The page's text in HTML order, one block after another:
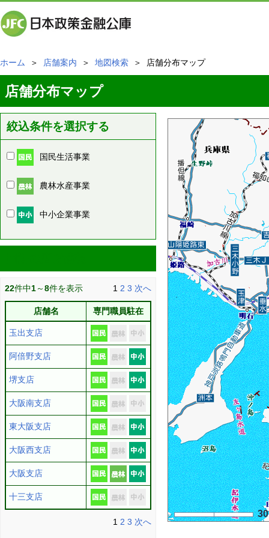
ホーム ＞ 店舗案内 ＞ 地図検索 ＞ 店舗分布マップ
店舗分布マップ
絞込条件を選択する
国民生活事業
農林水産事業
中小企業事業
22件中1～8件を表示 1 2 3 次へ
店舗名 専門職員駐在
玉出支店
阿倍野支店
堺支店
大阪南支店
東大阪支店
大阪西支店
大阪支店
十三支店
1 2 3 次へ